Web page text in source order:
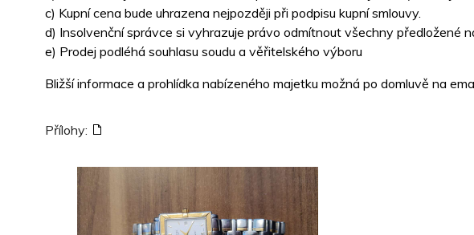
c) Kupní cena bude uhrazena nejpozději při podpisu kupní smlouvy.
d) Insolvenční správce si vyhrazuje právo odmítnout všechny předložené
e) Prodej podléhá souhlasu soudu a věřitelského výboru
Bližší informace a prohlídka nabízeného majetku možná po domluvě na
Přílohy: